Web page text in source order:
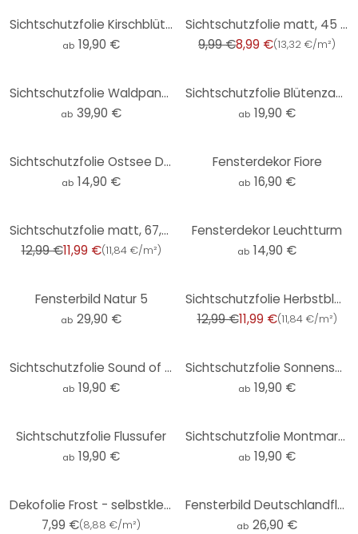
Sichtschutzfolie Kirschblüten - Panorama
ab 19,90 €
Sichtschutzfolie matt, 45 x 150 cm
9,99 €8,99 €(13,32 €/m²)
Sichtschutzfolie Waldpanorama - Panorama
ab 39,90 €
Sichtschutzfolie Blütenzauber
ab 19,90 €
Sichtschutzfolie Ostsee Dünenlandschaft - quadrat
ab 14,90 €
Fensterdekor Fiore
ab 16,90 €
Sichtschutzfolie matt, 67,5 x 150 cm
12,99 €11,99 €(11,84 €/m²)
Fensterdekor Leuchtturm
ab 14,90 €
Fensterbild Natur 5
ab 29,90 €
Sichtschutzfolie Herbstblätter, 67,5 x 150 cm
12,99 €11,99 €(11,84 €/m²)
Sichtschutzfolie Sound of the ocean
ab 19,90 €
Sichtschutzfolie Sonnenschein im Bambuswald
ab 19,90 €
Sichtschutzfolie Flussufer
ab 19,90 €
Sichtschutzfolie Montmartre
ab 19,90 €
Dekofolie Frost - selbstklebend
7,99 €(8,88 €/m²)
Fensterbild Deutschlandflagge
ab 26,90 €